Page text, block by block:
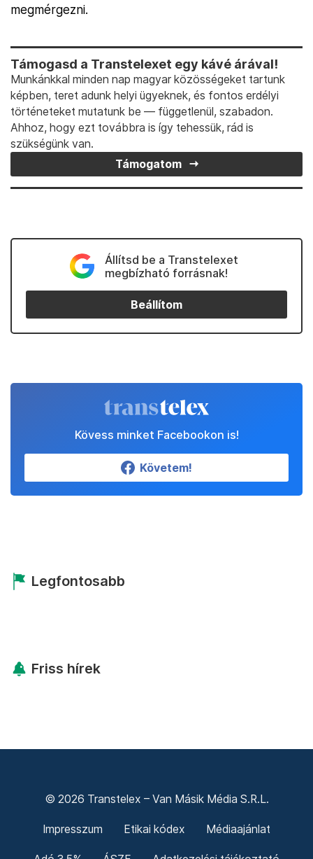
megmérgezni.
Támogasd a Transtelexet egy kávé árával!
Munkánkkal minden nap magyar közösségeket tartunk
képben, teret adunk helyi ügyeknek, és fontos erdélyi
történeteket mutatunk be — függetlenül, szabadon.
Ahhoz, hogy ezt továbbra is így tehessük, rád is
szükségünk van.
Támogatom
Állítsd be a Transtelexet
megbízható forrásnak!
Beállítom
Kövess minket Facebookon is!
Követem!
Legfontosabb
Friss hírek
© 2026 Transtelex – Van Másik Média S.R.L.
Impresszum Etikai kódex Médiaajánlat